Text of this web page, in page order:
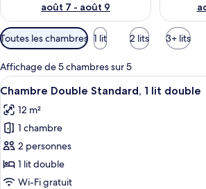
août 7 - août 9
Filtres
disponibles
pour
les
chambres
Toutes les chambres 1 lit 2 lits 3+ lits
Affichage de 5 chambres sur 5
Afficher
toutes
les
photos
pour
ce
type
Une
15
Chambre Double Standard, 1 lit double
12 m²
1 chambre
2 personnes
1 lit double
Wi-Fi gratuit